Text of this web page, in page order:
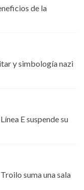
de la
y simbología nazi
E suspende su
suma una sala